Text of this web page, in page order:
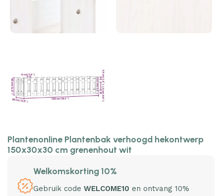
Plantenonline Plantenbak verhoogd hekontwerp
150x30x30 cm grenenhout wit
Welkomskorting 10%
Gebruik code WELCOME10 en ontvang 10%